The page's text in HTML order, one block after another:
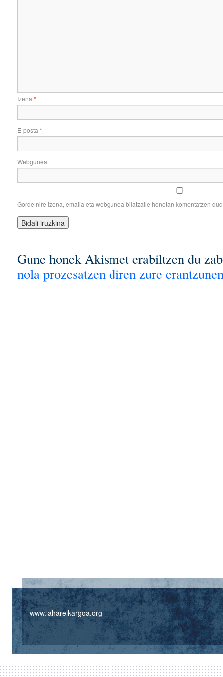
Izena *
E-posta *
Webgunea
Gorde nire izena, emaila eta webgunea bilatzaile honetan komentatzen
Gune honek Akismet erabiltzen du
nola prozesatzen diren zure
www.laharelkargoa.org